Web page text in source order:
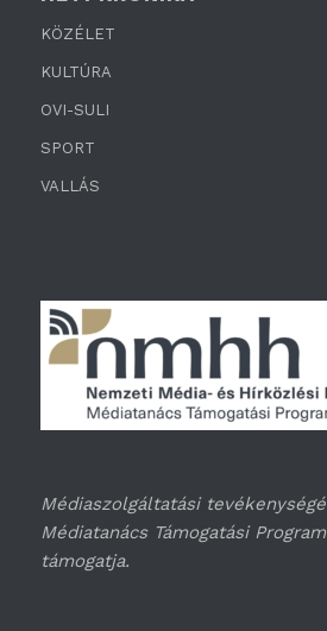
KÖZÉLET
KULTÚRA
OVI-SULI
SPORT
VALLÁS
Médiaszolgáltatási
Médiatanács Támogatási
támogatja.